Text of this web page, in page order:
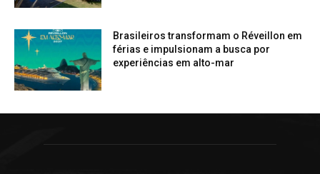
Brasileiros transformam o Réveillon em
férias e impulsionam a busca por
experiências em alto-mar